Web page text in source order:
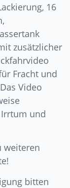
16
zusätzlicher
Fracht und
Video
und
weiteren
bitten